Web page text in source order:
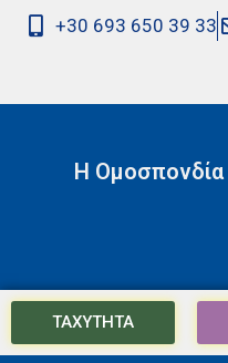
+30 693 650 39 33
Η Ομοσπονδία
ΤΑΧΥΤΗΤΑ